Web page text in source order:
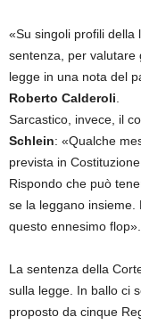
«Su singoli profili della
sentenza, per valutare
legge in una nota del
Roberto Calderoli.
Sarcastico, invece, il
Schlein: «Qualche
prevista in
Rispondo che può
se la leggano insieme.
questo ennesimo flop».
La sentenza della
sulla legge. In ballo ci
proposto da cinque